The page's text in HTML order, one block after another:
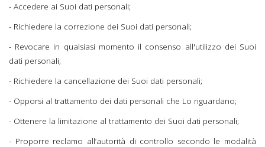
- Accedere ai Suoi dati personali;
- Richiedere la correzione dei Suoi dati personali;
- Revocare in qualsiasi momento il consenso all'utilizzo dei Suoi
dati personali;
- Richiedere la cancellazione dei Suoi dati personali;
- Opporsi al trattamento dei dati personali che Lo riguardano;
- Ottenere la limitazione al trattamento dei Suoi dati personali;
- Proporre reclamo all’autorità di controllo secondo le modalità